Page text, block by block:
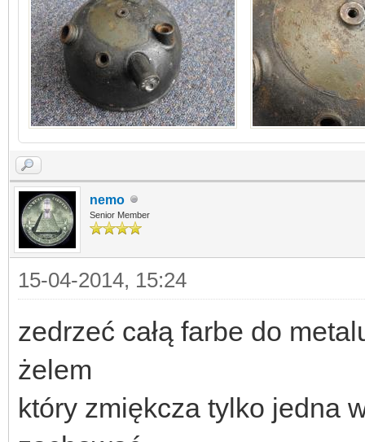
nemo
Senior Member
15-04-2014, 15:24
zedrzeć całą farbe do
żelem
który zmiękcza tylko jedna